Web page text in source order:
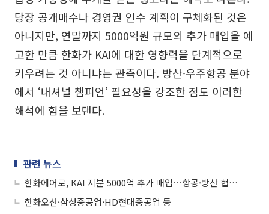
당장 공개매수나 경영권 인수 계획이 구체화된 것은
아니지만, 연말까지 5000억원 규모의 추가 매입을 예
고한 만큼 한화가 KAI에 대한 영향력을 단계적으로
키우려는 것 아니냐는 관측이다. 방산·우주항공 분야
에서 ‘내셔널 챔피언’ 필요성을 강조한 점도 이러한
해석에 힘을 보탠다.
관련 뉴스
한화에어로, KAI 지분 5000억 추가 매입…항공·방산 협력 강화
한화오션·삼성중공업·HD현대중공업 등